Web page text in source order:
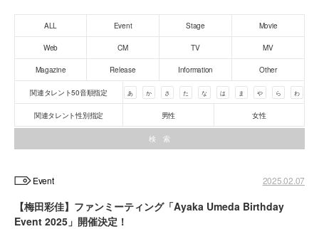
ALL Event Stage Movie
Web CM TV MV
Magazine Release Information Other
関連タレント50音順指定 あ か さ た な は ま や ら わ
関連タレント性別指定 男性 女性
Event 2025.02.07
【梅田彩佳】ファンミーティング「Ayaka Umeda Birthday
Event 2025」開催決定！